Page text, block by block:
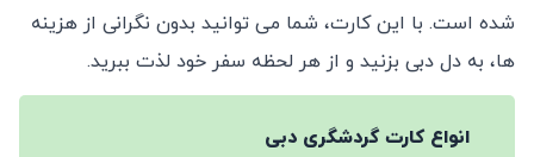
شده است. با این کارت، شما می ‌توانید بدون نگرانی از هزینه‌
ها، به دل دبی بزنید و از هر لحظه سفر خود لذت ببرید.
انواع کارت گردشگری دبی